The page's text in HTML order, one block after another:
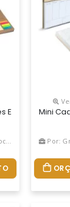
Na
Em
EcológicoMini
Por: